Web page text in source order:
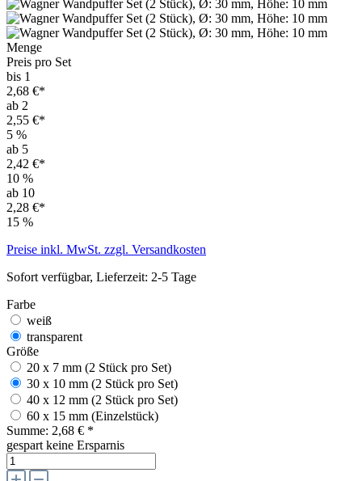
Menge
Preis pro Set
bis 1
2,68 €*
ab 2
2,55 €*
5 %
ab 5
2,42 €*
10 %
ab 10
2,28 €*
15 %
Preise inkl. MwSt. zzgl. Versandkosten
Sofort verfügbar, Lieferzeit: 2-5 Tage
Farbe
weiß
transparent
Größe
20 x 7 mm (2 Stück pro Set)
30 x 10 mm (2 Stück pro Set)
40 x 12 mm (2 Stück pro Set)
60 x 15 mm (Einzelstück)
Summe: 2,68 € *
gespart keine Ersparnis